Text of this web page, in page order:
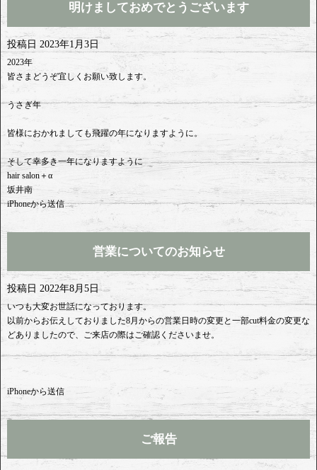
明けましておめでとうございます
投稿日 2023年1月3日
2023年
皆さまどうぞ宜しくお願い致します。
うさぎ年
皆様におかれましても飛躍の年になりますように。
そして幸多き一年になりますように
hair salon＋α
坂井南
iPhoneから送信
営業についてのお知らせ
投稿日 2022年8月5日
いつも大変お世話になっております。
以前からお伝えしておりました8月からの営業日時の変更と一部cut料金の変更な
どありましたので、ご来店の際はご確認くださいませ。
iPhoneから送信
ご報告